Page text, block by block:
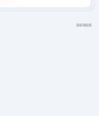
链接问题反馈